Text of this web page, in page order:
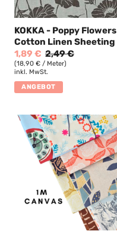
KOKKA - Poppy Flowers
Cotton Linen Sheeting
1,89 € 2,49 €
(18,90 € / Meter)
inkl. MwSt.
ANGEBOT